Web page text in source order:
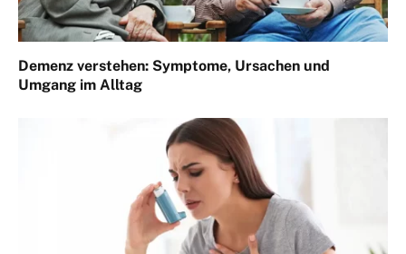
Demenz verstehen: Symptome, Ursachen und
Umgang im Alltag